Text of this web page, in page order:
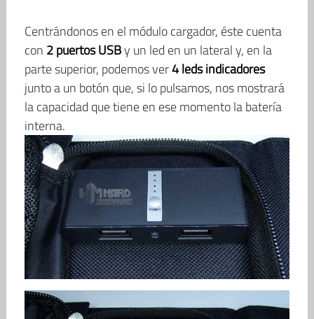
Centrándonos en el módulo cargador, éste cuenta
con 2 puertos USBy un led en un lateral y, en la
parte superior, podemos ver4 leds indicadores
junto a un botón que, si lo pulsamos, nos mostrará
la capacidad que tiene en ese momento la batería
interna.